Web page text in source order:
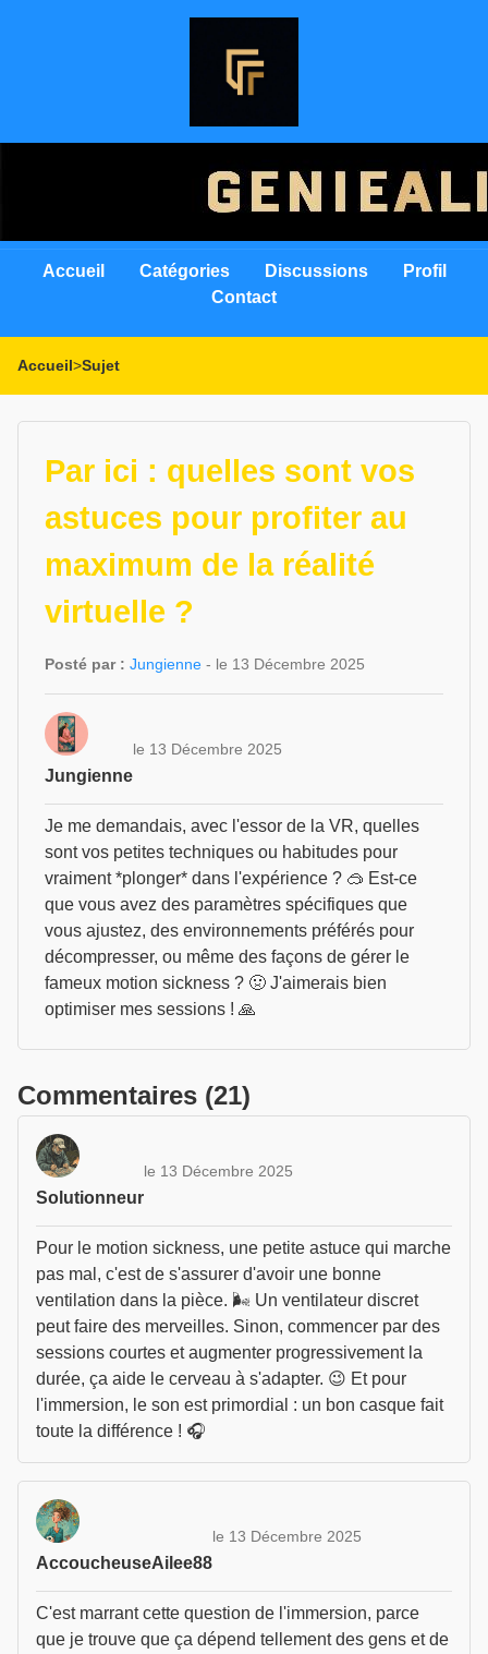
Accueil Catégories Discussions
Profil
Contact
Accueil>Sujet
Par ici : quelles sont vos
astuces pour profiter au
maximum de la réalité
virtuelle ?
Posté par : Jungienne - le 13 Décembre 2025
Jungienne
le 13 Décembre 2025
Je me demandais, avec l'essor de la VR, quelles
sont vos petites techniques ou habitudes pour
vraiment *plonger* dans l'expérience ? 🥽 Est-ce
que vous avez des paramètres spécifiques que
vous ajustez, des environnements préférés pour
décompresser, ou même des façons de gérer le
fameux motion sickness ? 🤢 J'aimerais bien
optimiser mes sessions ! 🙏
Commentaires (21)
Solutionneur
le 13 Décembre 2025
Pour le motion sickness, une petite astuce qui marche
pas mal, c'est de s'assurer d'avoir une bonne
ventilation dans la pièce. 🌬️ Un ventilateur discret
peut faire des merveilles. Sinon, commencer par des
sessions courtes et augmenter progressivement la
durée, ça aide le cerveau à s'adapter. 😉 Et pour
l'immersion, le son est primordial : un bon casque fait
toute la différence ! 🎧
AccoucheuseAilee88
le 13 Décembre 2025
C'est marrant cette question de l'immersion, parce
que je trouve que ça dépend tellement des gens et de